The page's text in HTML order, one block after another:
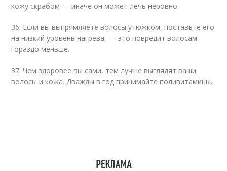
кожу скрабом — иначе он может лечь неровно.
36. Если вы выпрямляете волосы утюжком, поставьте его
на низкий уровень нагрева, — это повредит волосам
гораздо меньше.
37. Чем здоровее вы сами, тем лучше выглядят ваши
волосы и кожа. Дважды в год принимайте поливитамины.